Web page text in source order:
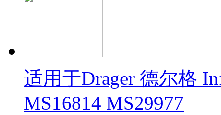
适用于Drager 德尔格
MS16814 MS29977